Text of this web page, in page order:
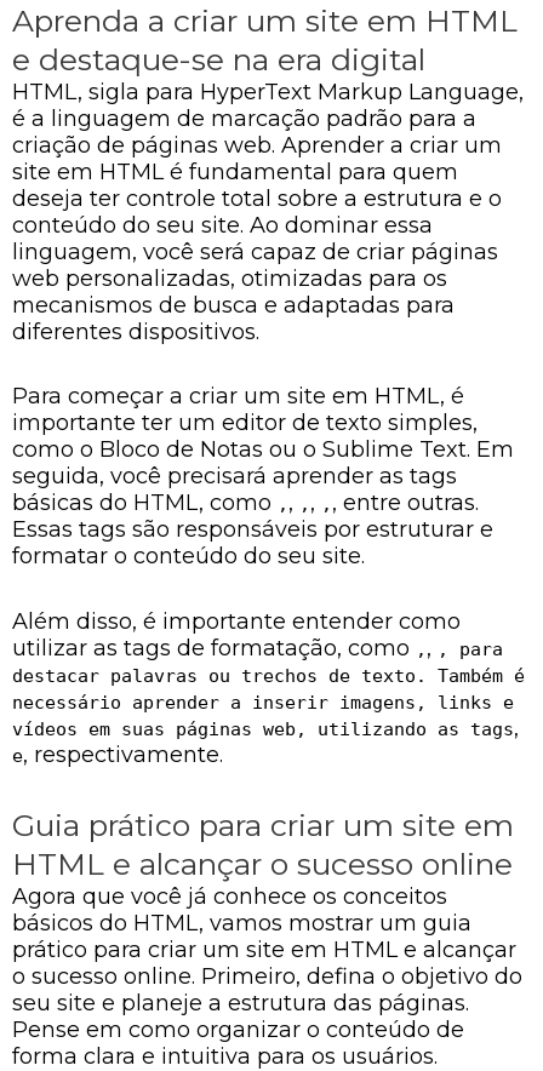
Aprenda a criar um site em HTML
e destaque-se na era digital
HTML, sigla para HyperText Markup Language,
é a linguagem de marcação padrão para a
criação de páginas web. Aprender a criar um
site em HTML é fundamental para quem
deseja ter controle total sobre a estrutura e o
conteúdo do seu site. Ao dominar essa
linguagem, você será capaz de criar páginas
web personalizadas, otimizadas para os
mecanismos de busca e adaptadas para
diferentes dispositivos.
Para começar a criar um site em HTML, é
importante ter um editor de texto simples,
como o Bloco de Notas ou o Sublime Text. Em
seguida, você precisará aprender as tags
básicas do HTML, como , , , , , , entre outras.
Essas tags são responsáveis por estruturar e
formatar o conteúdo do seu site.
Além disso, é importante entender como
utilizar as tags de formatação, como , , , para
destacar palavras ou trechos de texto. Também é
necessário aprender a inserir imagens, links e
vídeos em suas páginas web, utilizando as tags,
e, respectivamente.
Guia prático para criar um site em
HTML e alcançar o sucesso online
Agora que você já conhece os conceitos
básicos do HTML, vamos mostrar um guia
prático para criar um site em HTML e alcançar
o sucesso online. Primeiro, defina o objetivo do
seu site e planeje a estrutura das páginas.
Pense em como organizar o conteúdo de
forma clara e intuitiva para os usuários.